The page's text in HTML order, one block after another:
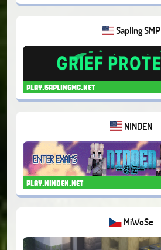
Sapling SMP
play.saplingmc.net
NINDEN
play.ninden.net
MiWoSe